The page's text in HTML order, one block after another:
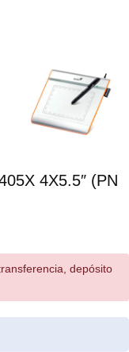
4X5.5″ (PN
depósito